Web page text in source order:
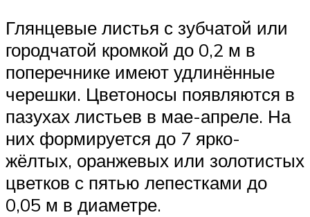
Глянцевые листья с зубчатой или
городчатой кромкой до 0,2 м в
поперечнике имеют удлинённые
черешки. Цветоносы появляются в
пазухах листьев в мае-апреле. На
них формируется до 7 ярко-
жёлтых, оранжевых или золотистых
цветков с пятью лепестками до
0,05 м в диаметре.